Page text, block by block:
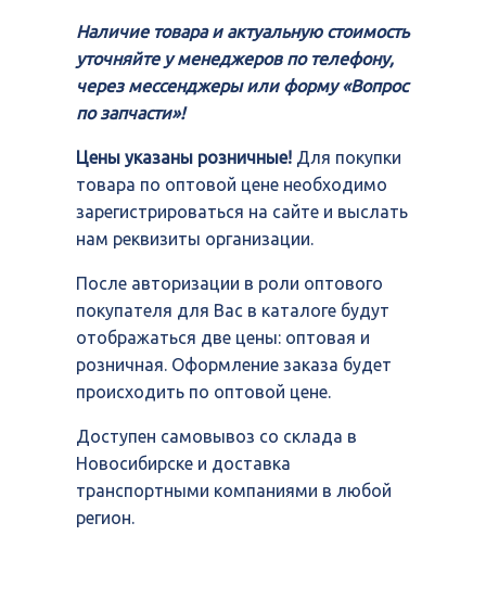
Наличие товара и актуальную стоимость
уточняйте у менеджеров по телефону,
через мессенджеры или форму «Вопрос
по запчасти»!
Цены указаны розничные! Для покупки
товара по оптовой цене необходимо
зарегистрироваться на сайте и выслать
нам реквизиты организации.
После авторизации в роли оптового
покупателя для Вас в каталоге будут
отображаться две цены: оптовая и
розничная. Оформление заказа будет
происходить по оптовой цене.
Доступен самовывоз со склада в
Новосибирске и доставка
транспортными компаниями в любой
регион.